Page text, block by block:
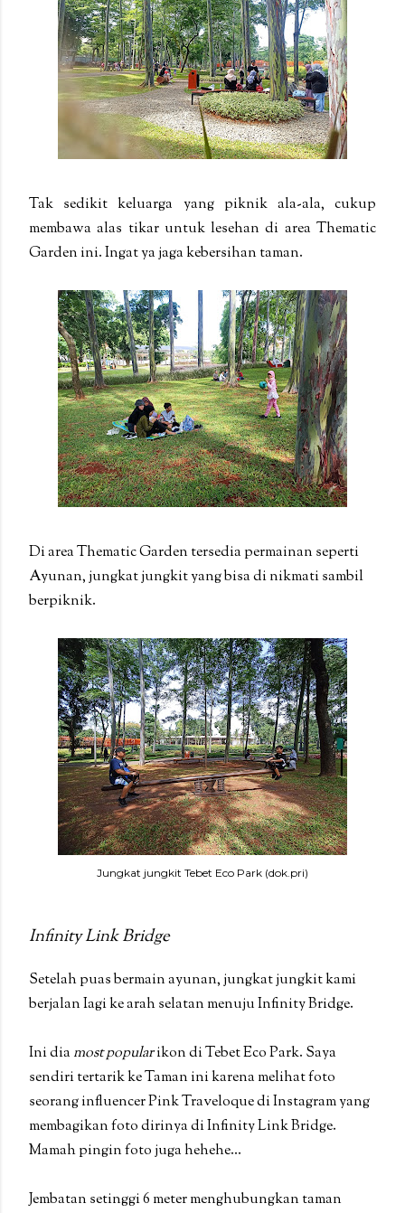
Tak sedikit keluarga yang piknik ala-ala, cukup
membawa alas tikar untuk lesehan di area Thematic
Garden ini. Ingat ya jaga kebersihan taman.
Di area Thematic Garden tersedia permainan seperti
Ayunan, jungkat jungkit yang bisa di nikmati sambil
berpiknik.
Jungkat jungkit Tebet Eco Park (dok.pri)
Infinity Link Bridge
Setelah puas bermain ayunan, jungkat jungkit kami
berjalan Iagi ke arah selatan menuju Infinity Bridge.
Ini dia most popularikon di Tebet Eco Park. Saya
sendiri tertarik ke Taman ini karena melihat foto
seorang influencer Pink Traveloque di Instagram yang
membagikan foto dirinya di Infinity Link Bridge.
Mamah pingin foto juga hehehe...
Jembatan setinggi 6 meter menghubungkan taman